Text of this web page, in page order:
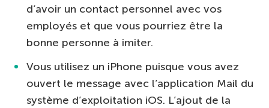
d’avoir un contact personnel avec vos
employés et que vous pourriez être la
bonne personne à imiter.
Vous utilisez un iPhone puisque vous avez
ouvert le message avec l’application Mail du
système d’exploitation iOS. L’ajout de la